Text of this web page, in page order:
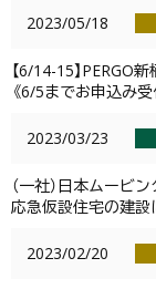
2023/05/18
【6/14-15】PERGO
《6/5までお申込み受
2023/03/23
（一社）日本ムービ
応急仮設住宅の建
2023/02/20